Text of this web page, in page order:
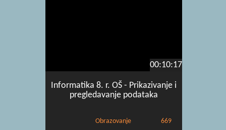
00:10:17
Informatika 8. r. OŠ - Prikazivanje i
pregledavanje podataka
Obrazovanje 669